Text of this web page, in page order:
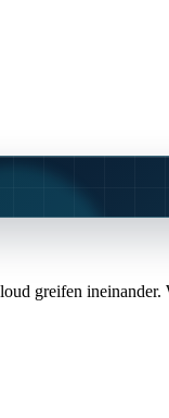
greifen ineinander.